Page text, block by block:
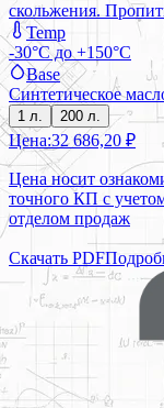
скольжения.
Temp
-30°C до +150°C
Base
Синтетическое
1 л. 200 л.
Цена:32 686,20 ₽
Цена носит
точного КП с
отделом продаж
Скачать PDF